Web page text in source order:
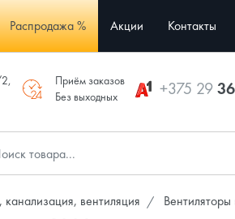
Распродажа % Акции Контакты
Приём заказов
Без выходных
+375 29
вентиляция